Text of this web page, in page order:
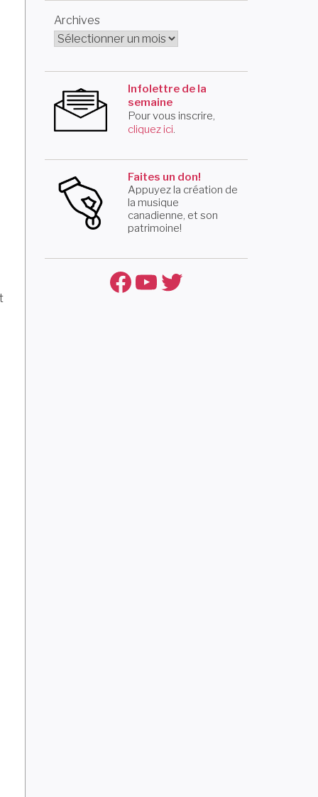
Archives
Infolettre de la
semaine
Pour vous inscrire,
cliquez ici.
Faites un don!
Appuyez la création de
la musique
canadienne, et son
patrimoine!
Facebook
YouTube
Twitter